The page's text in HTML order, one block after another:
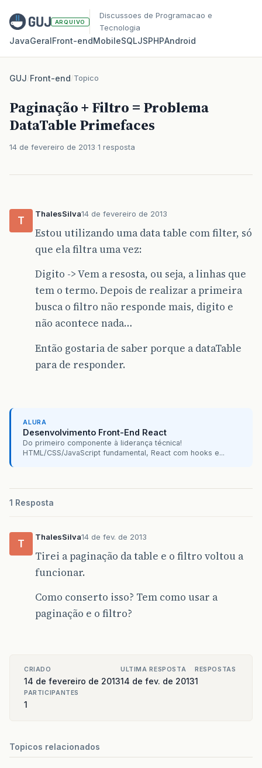
ARQUIVO
Discussoes de Programacao e
Tecnologia
JavaGeralFront‑endMobileSQLJSPHPAndroid
GUJ/Front-end/Topico
Paginação + Filtro = Problema
DataTable Primefaces
14 de fevereiro de 2013 1 resposta
T
ThalesSilva14 de fevereiro de 2013
Estou utilizando uma data table com filter, só
que ela filtra uma vez:
Digito -> Vem a resosta, ou seja, a linhas que
tem o termo. Depois de realizar a primeira
busca o filtro não responde mais, digito e
não acontece nada…
Então gostaria de saber porque a dataTable
para de responder.
ALURA
Desenvolvimento Front-End React
Do primeiro componente à liderança técnica!
HTML/CSS/JavaScript fundamental, React com hooks e...
1 Resposta
T
ThalesSilva14 de fev. de 2013
Tirei a paginação da table e o filtro voltou a
funcionar.
Como conserto isso? Tem como usar a
paginação e o filtro?
CRIADO
14 de fevereiro de 2013
ULTIMA RESPOSTA
14 de fev. de 2013
RESPOSTAS
1
PARTICIPANTES
1
Topicos relacionados